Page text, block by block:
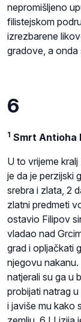
nepromišljeno
filistejskom
izrezbarene
gradove, a onda
6
1 Smrt Antioha
U to vrijeme
je da je perzijski
srebra i zlata, 2
zlatni predmeti
ostavio Filipov
vladao nad
grad i opljačkati
njegovu nakanu.
natjerali su ga u
probijati natrag
i javiše mu kako